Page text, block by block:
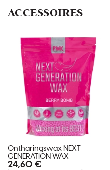
ACCESSOIRES
Ontharingswax NEXT
GENERATION WAX
24,60 €